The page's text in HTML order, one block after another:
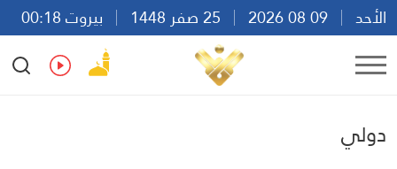
الأحد
بيروت 00:18
Ar
En Fr Es
دولي